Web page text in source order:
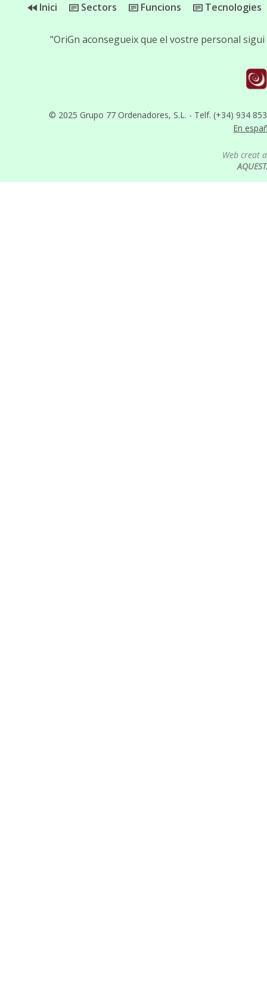
Inici Sectors Funcions Tecnologies
© 2025 Grupo 77 Ordenadores, S.L. - Telf. (+34) 934
En
"OriGn aconsegueix que el vostre personal
Web creat